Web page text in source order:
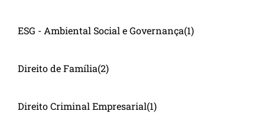
ESG - Ambiental Social e Governança(1)
Direito de Família(2)
Direito Criminal Empresarial(1)